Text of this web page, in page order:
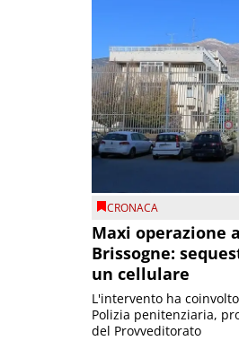
CRONACA
Maxi operazione
Brissogne:
un cellulare
L'intervento ha
Polizia penitenziaria,
del Provveditorato